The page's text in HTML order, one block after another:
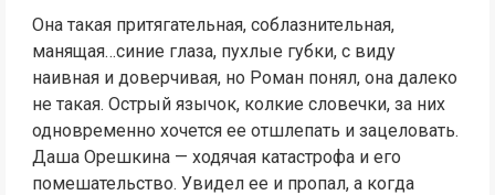
Она такая притягательная, соблазнительная,
манящая…синие глаза, пухлые губки, с виду
наивная и доверчивая, но Роман понял, она далеко
не такая. Острый язычок, колкие словечки, за них
одновременно хочется ее отшлепать и зацеловать.
Даша Орешкина — ходячая катастрофа и его
помешательство. Увидел ее и пропал, а когда